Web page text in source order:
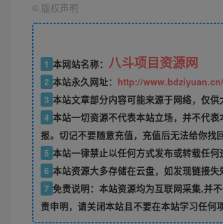
© 版权声明
1 本网站名称： 八斗项目资源网
2 本站永久网址： http://www.bdziyuan.cn/
3 本站文章部分内容可能来源于网络，仅
4 本站一切资源不代表本站立场，并不代
报。切记不要随意充值，充值后无法给你找回
5 本站一律禁止以任何方式发布或转载任何
6 本站资源大多存储在云盘，如发现链接失
7 免责说明：本站资源均为互联网采集,并
责申明，请关闭本站且不要在本站学习任何